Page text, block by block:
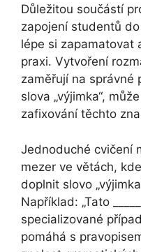
Důležitou součástí
zapojení studentů
lépe si zapamatovat
praxi. Vytvoření
zaměřují na správné
slova „výjimka“,
zafixování těchto
Jednoduché cvičení
mezer ve větách,
doplnit slovo
Například: „Tato
specializované
pomáhá s